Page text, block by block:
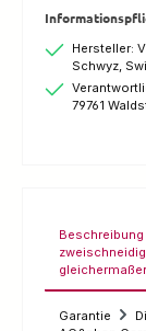
Hersteller:
Schwyz,
79761
Beschreibung
Garantie